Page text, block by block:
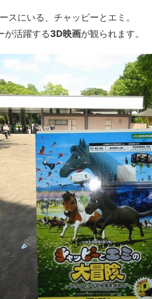
スにいる、チャッピーとエミ。
が活躍する3D映画が観られます。